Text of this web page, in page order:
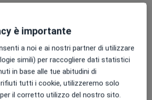
San Lorenzo
è importante
a noi e ai nostri partner di utilizzare
simili) per raccogliere dati statistici
in base alle tue abitudini di
rifiuti tutti i cookie, utilizzeremo solo
il corretto utilizzo del nostro sito.